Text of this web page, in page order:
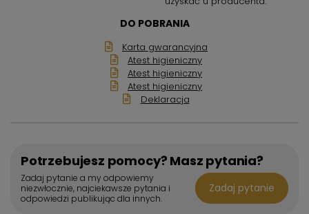
DO POBRANIA
Karta gwarancyjna
Atest higieniczny
Atest higieniczny
Atest higieniczny
Deklaracja
Potrzebujesz pomocy? Masz pytania?
Zadaj pytanie a my odpowiemy
niezwłocznie, najciekawsze pytania i
odpowiedzi publikując dla innych.
Zadaj pytanie